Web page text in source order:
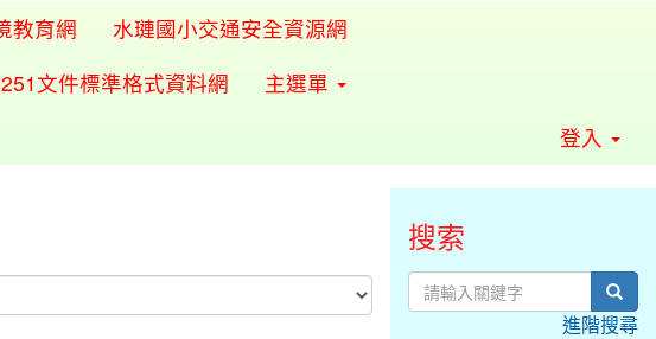
教育網
水璉國小交通安全資源網
文件標準格式資料網
主選單
登入
搜索
進階搜尋